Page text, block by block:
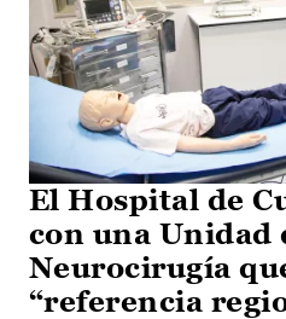
El Hospital de
con una Unidad
Neurocirugía
“referencia